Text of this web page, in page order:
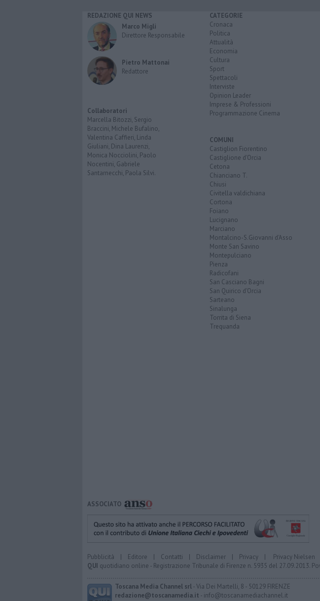
REDAZIONE QUI NEWS
Marco Migli
Direttore Responsabile
Pietro Mattonai
Redattore
Collaboratori
Marcella Bitozzi, Sergio
Braccini, Michele Bufalino,
Valentina Caffieri, Linda
Giuliani, Dina Laurenzi,
Monica Nocciolini, Paolo
Nocentini, Gabriele
Santarnecchi, Paola Silvi.
CATEGORIE
Cronaca
Politica
Attualità
Economia
Cultura
Sport
Spettacoli
Interviste
Opinion Leader
Imprese & Professioni
Programmazione Cinema
COMUNI
Castiglion Fiorentino
Castiglione d'Orcia
Cetona
Chianciano T.
Chiusi
Civitella valdichiana
Cortona
Foiano
Lucignano
Marciano
Montalcino-S.Giovanni d'Asso
Monte San Savino
Montepulciano
Pienza
Radicofani
San Casciano Bagni
San Quirico d'Orcia
Sarteano
Sinalunga
Torrita di Siena
Trequanda
ASSOCIATO
Pubblicità | Editore | Contatti | Disclaimer | Privacy | Privacy Nielsen
QUI quotidiano online - Registrazione Tribunale di Firenze n. 5935 del 27.09.2013.
Toscana Media Channel srl- Via Dei Martelli, 8 - 50129 FIRENZE
redazione@toscanamedia.it - info@toscanamediachannel.it